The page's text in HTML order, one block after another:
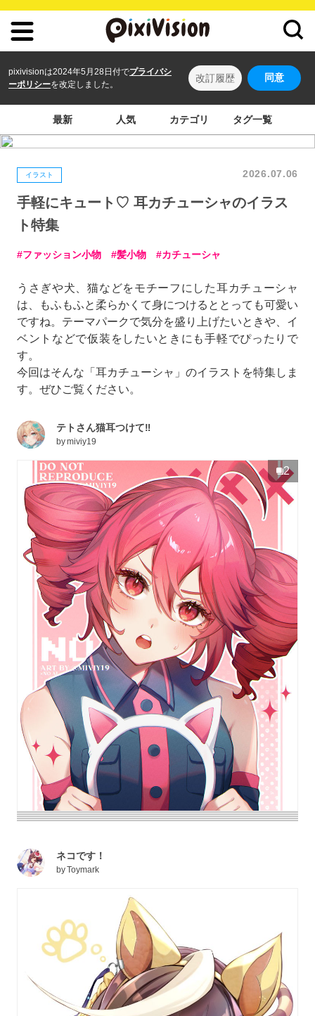
pixivisionは2024年5月28日付でプライバシ
ーポリシーを改定しました。
改訂履歴 同意
最新 人気 カテゴリ タグ一覧
イラスト 2026.07.06
手軽にキュート♡ 耳カチューシャのイラス
ト特集
ファッション小物 髪小物 カチューシャ
うさぎや犬、猫などをモチーフにした耳カチューシャ
は、もふもふと柔らかくて身につけるととっても可愛い
ですね。テーマパークで気分を盛り上げたいときや、イ
ベントなどで仮装をしたいときにも手軽でぴったりで
す。
今回はそんな「耳カチューシャ」のイラストを特集しま
す。ぜひご覧ください。
テトさん猫耳つけて‼️
bymiviy19
2
ネコです！
byToymark